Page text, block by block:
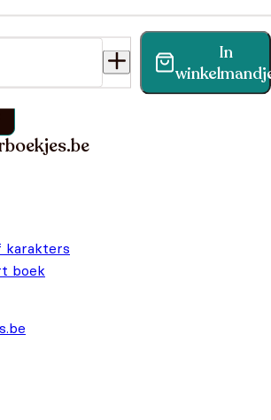
In
antwoord op je vraag op onze
karakters
boek